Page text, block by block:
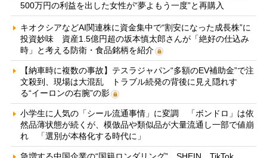
500万円の利益を出した女性が“夢よもう一度”と再購入
キオクシアなどAI関連株に資金集中で“割安になった成長株”に
投資妙味 資産1.5億円超の坂本慎太郎さんが「絶好の仕込み
時」と考える防衛・食品銘柄を紹介
【納車時に複数の事故】テスラジャパン“多額のEV補助金”で注
文殺到、現場は大混乱 トラブル続発の背後に見え隠れす
る“イーロンの右腕”の影
小学生に人気の「シール流通事情」に変調 「ボンドロ」は依
然品薄状態が続くが、模倣品や類似品が大量流通し一部で値崩
れ 「選別が本格化する時代に」